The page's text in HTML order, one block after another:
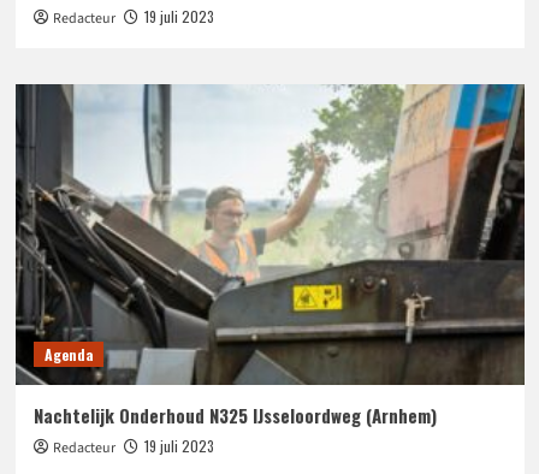
Redacteur 19 juli 2023
Agenda
Nachtelijk Onderhoud N325 IJsseloordweg (Arnhem)
Redacteur 19 juli 2023